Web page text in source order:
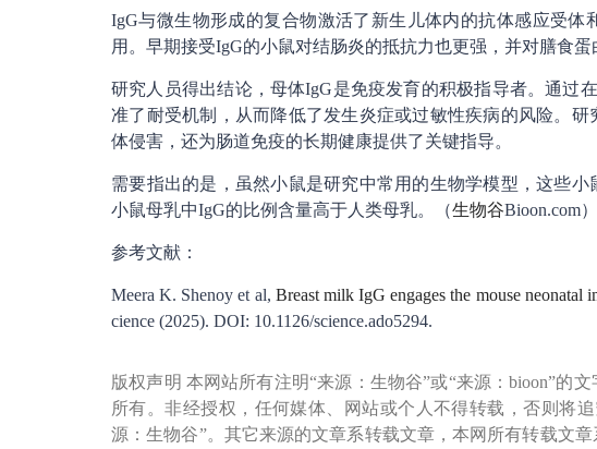
IgG与微生物形成的复合物激活了新生儿体内的抗体感应受
用。早期接受IgG的小鼠对结肠炎的抵抗力也更强，并对膳食蛋
研究人员得出结论，母体IgG是免疫发育的积极指导者。通过
准了耐受机制，从而降低了发生炎症或过敏性疾病的风险。
体侵害，还为肠道免疫的长期健康提供了关键指导。
需要指出的是，虽然小鼠是研究中常用的生物学模型，这些
小鼠母乳中IgG的比例含量高于人类母乳。（生物谷Bioon.com）
参考文献：
Meera K. Shenoy et al, Breast milk IgG engages the mouse neonatal
cience (2025). DOI: 10.1126/science.ado5294.
版权声明 本网站所有注明“来源：生物谷”或“来源：bioon”的
所有。非经授权，任何媒体、网站或个人不得转载，否则将
源：生物谷”。其它来源的文章系转载文章，本网所有转载文